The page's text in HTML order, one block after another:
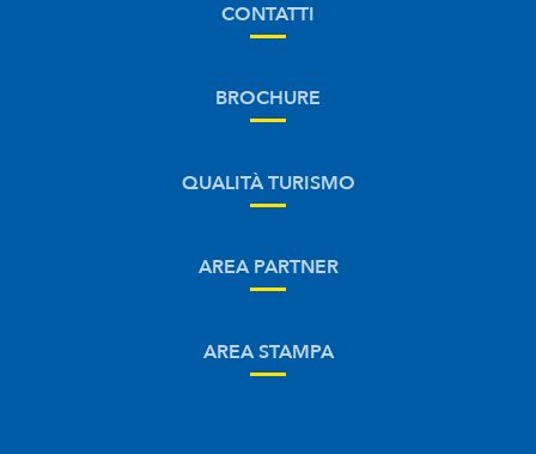
CONTATTI
BROCHURE
QUALITÀ TURISMO
AREA PARTNER
AREA STAMPA